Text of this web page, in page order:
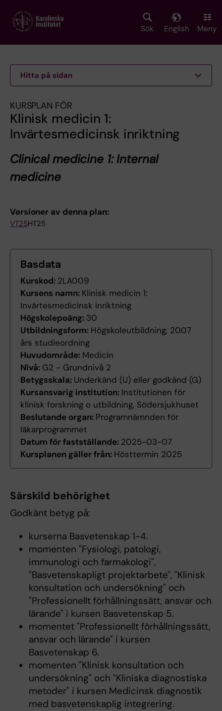
main
Sök English Meny
Hitta på sidan
KURSPLAN FÖR
Klinisk medicin 1:
Invärtesmedicinsk inriktning
Clinical medicine 1: Internal
medicine
Versioner av denna plan:
VT25HT25
Basdata
Kurskod: 2LA009
Kursens namn: Klinisk medicin 1:
Invärtesmedicinsk inriktning
Högskolepoäng: 30
Utbildningsform: Högskoleutbildning, 2007
års studieordning
Huvudområde: Medicin
Nivå: G2 - Grundnivå 2
Betygsskala: Underkänd (U) eller godkänd (G)
Kursansvarig institution: Institutionen för
klinisk forskning o utbildning, Södersjukhuset
Beslutande organ: Programnämnden för
läkarprogrammet
Datum för fastställande: 2025-03-07
Kursplanen gäller från: Hösttermin 2025
Särskild behörighet
Godkänt betyg på:
kurserna Basvetenskap 1-4.
momenten "Fysiologi, patologi,
immunologi och farmakologi",
"Basvetenskapligt projektarbete", "Klinisk
konsultation och undersökning" och
"Professionellt förhållningssätt, ansvar och
lärande" i kursen Basvetenskap 5.
momentet "Professionellt förhållningssätt,
ansvar och lärande" i kursen
Basvetenskap 6.
momenten "Klinisk konsultation och
undersökning" och "Kliniska diagnostiska
metoder" i kursen Medicinsk diagnostik
med basvetenskaplig integrering.